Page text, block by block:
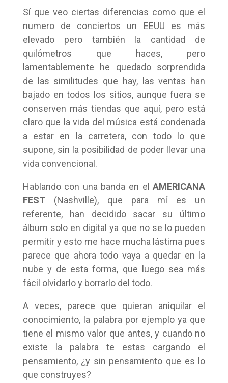
Sí que veo ciertas diferencias como que el
numero de conciertos un EEUU es más
elevado pero también la cantidad de
quilómetros que haces, pero
lamentablemente he quedado sorprendida
de las similitudes que hay, las ventas han
bajado en todos los sitios, aunque fuera se
conserven más tiendas que aquí, pero está
claro que la vida del música está condenada
a estar en la carretera, con todo lo que
supone, sin la posibilidad de poder llevar una
vida convencional.
Hablando con una banda en elAMERICANA
FEST(Nashville), que para mí es un
referente, han decidido sacar su último
álbum solo en digital ya que no se lo pueden
permitir y esto me hace mucha lástima pues
parece que ahora todo vaya a quedar en la
nube y de esta forma, que luego sea más
fácil olvidarlo y borrarlo del todo.
A veces, parece que quieran aniquilar el
conocimiento, la palabra por ejemplo ya que
tiene el mismo valor que antes, y cuando no
existe la palabra te estas cargando el
pensamiento, ¿y sin pensamiento que es lo
que construyes?